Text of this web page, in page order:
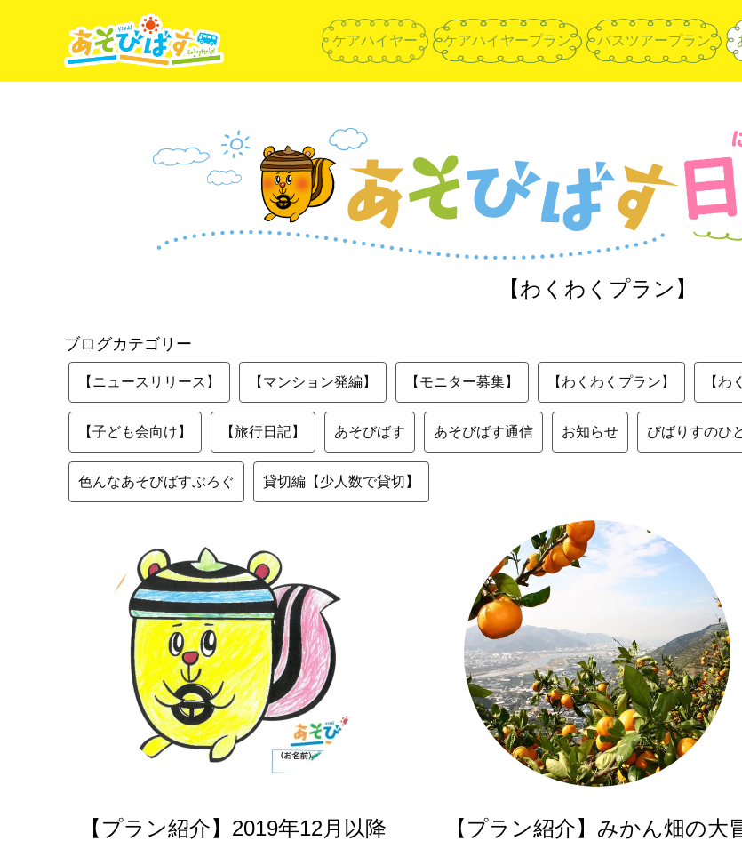
ケアハイヤー ケアハイヤープラン バスツアープラン
【わくわくプラン】
ブログカテゴリー
【ニュースリリース】 【マンション発編】 【モニター募集】 【わくわくプラン】 【わ
【子ども会向け】 【旅行日記】 あそびばす あそびばす通信 お知らせ びばりすのひ
色んなあそびばすぶろぐ 貸切編【少人数で貸切】
【プラン紹介】2019年12月以降
【プラン紹介】みかん畑の大